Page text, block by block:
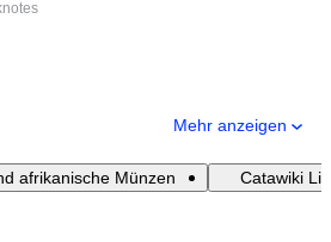
Mehr anzeigen
afrikanische Münzen Catawiki